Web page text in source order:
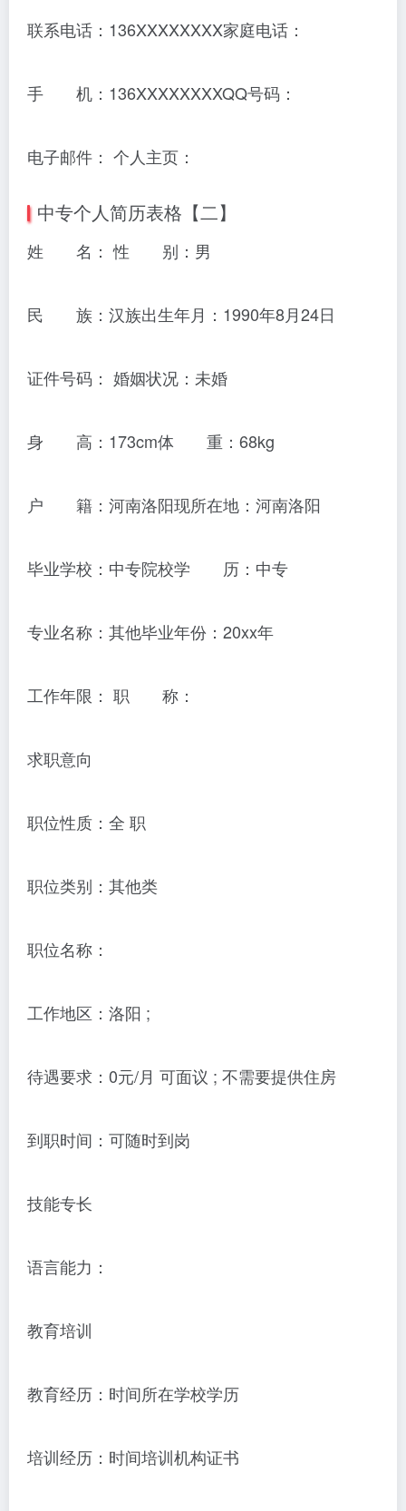
联系电话：136XXXXXXXX家庭电话：
手 机：136XXXXXXXXQQ号码：
电子邮件： 个人主页：
中专个人简历表格【二】
姓 名： 性 别：男
民 族：汉族出生年月：1990年8月24日
证件号码： 婚姻状况：未婚
身 高：173cm体 重：68kg
户 籍：河南洛阳现所在地：河南洛阳
毕业学校：中专院校学 历：中专
专业名称：其他毕业年份：20xx年
工作年限： 职 称：
求职意向
职位性质：全 职
职位类别：其他类
职位名称：
工作地区：洛阳 ;
待遇要求：0元/月 可面议 ; 不需要提供住房
到职时间：可随时到岗
技能专长
语言能力：
教育培训
教育经历：时间所在学校学历
培训经历：时间培训机构证书